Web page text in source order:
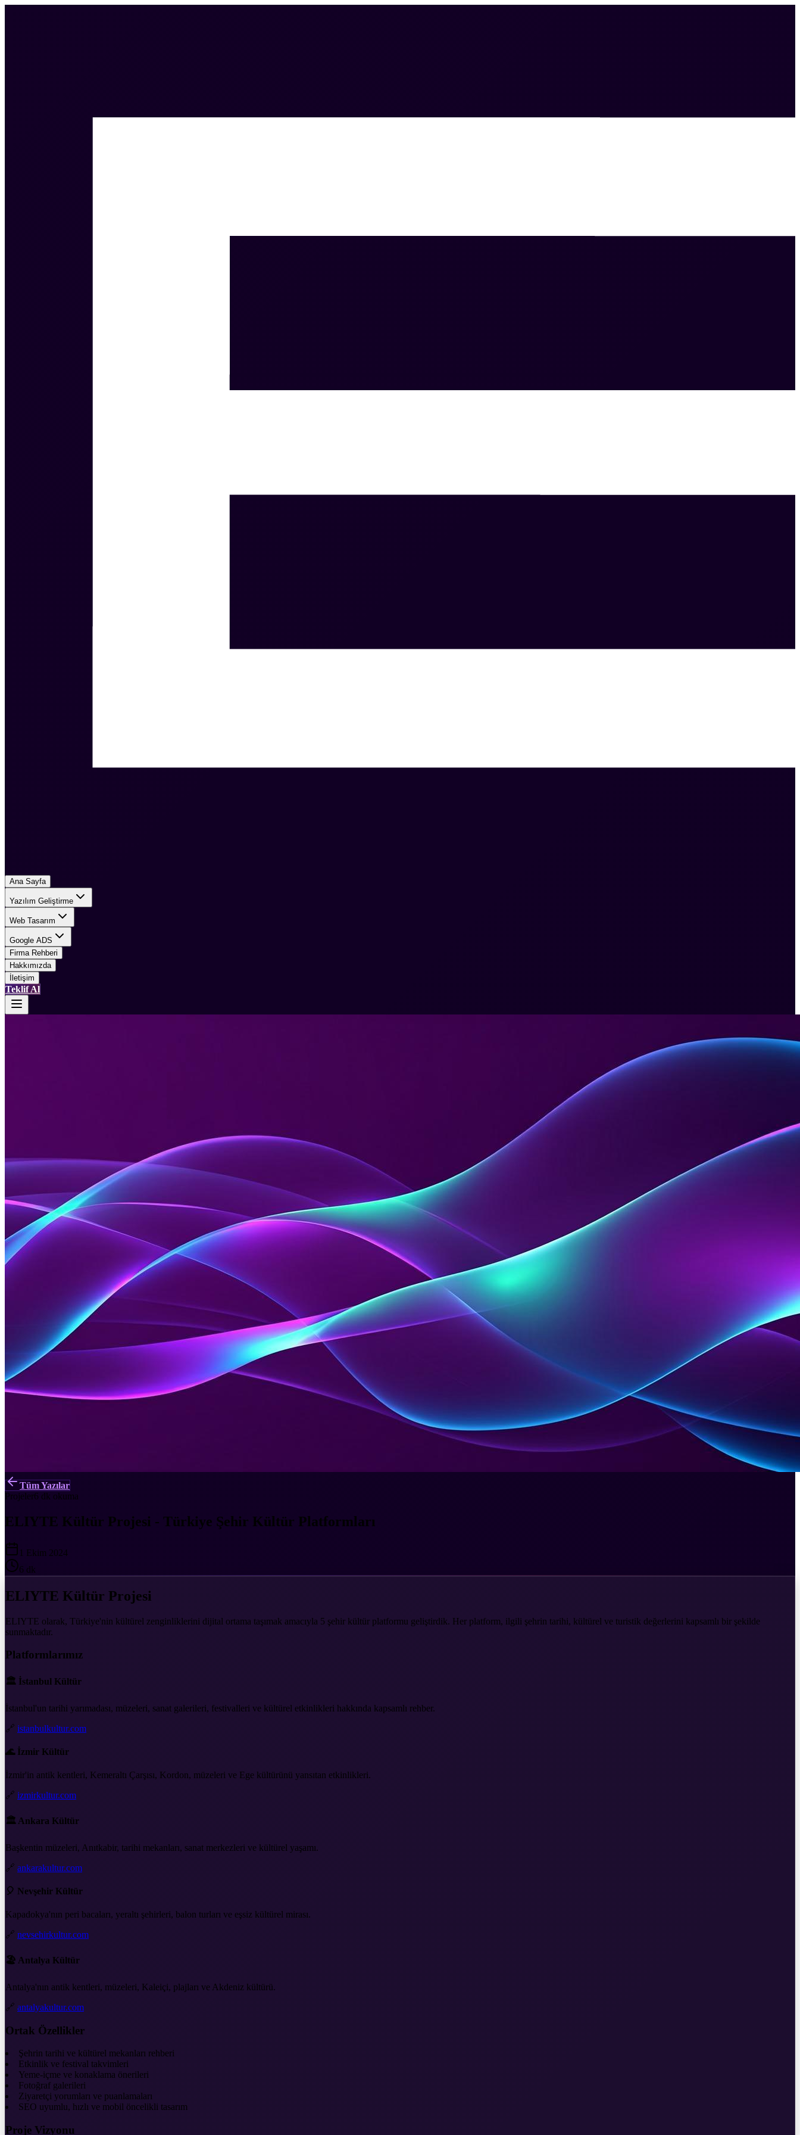
Ana Sayfa
Yazılım Geliştirme
Web Tasarım
Google ADS
Firma Rehberi
Hakkımızda
İletişim
Teklif Al
Tüm Yazılar
Projeler6 dk okuma
ELIYTE Kültür Projesi - Türkiye Şehir Kültür Platformları
1 Ekim 2024
6 dk
ELIYTE Kültür Projesi
ELIYTE olarak, Türkiye'nin kültürel zenginliklerini dijital ortama taşımak amacıyla 5 şehir kültür platformu geliştirdik. Her platform, ilgili şehrin tarihi, kültürel ve turistik değerlerini kapsamlı bir şekilde
sunmaktadır.
Platformlarımız
🏛️ İstanbul Kültür
İstanbul'un tarihi yarımadası, müzeleri, sanat galerileri, festivalleri ve kültürel etkinlikleri hakkında kapsamlı rehber.
🔗 istanbulkultur.com
🌊 İzmir Kültür
İzmir'in antik kentleri, Kemeraltı Çarşısı, Kordon, müzeleri ve Ege kültürünü yansıtan etkinlikleri.
🔗 izmirkultur.com
🏛️ Ankara Kültür
Başkentin müzeleri, Anıtkabir, tarihi mekanları, sanat merkezleri ve kültürel yaşamı.
🔗 ankarakultur.com
🎈 Nevşehir Kültür
Kapadokya'nın peri bacaları, yeraltı şehirleri, balon turları ve eşsiz kültürel mirası.
🔗 nevsehirkultur.com
🏖️ Antalya Kültür
Antalya'nın antik kentleri, müzeleri, Kaleiçi, plajları ve Akdeniz kültürü.
🔗 antalyakultur.com
Ortak Özellikler
Şehrin tarihi ve kültürel mekanları rehberi
Etkinlik ve festival takvimleri
Yeme-içme ve konaklama önerileri
Fotoğraf galerileri
Ziyaretçi yorumları ve puanlamaları
SEO uyumlu, hızlı ve mobil öncelikli tasarım
Proje Vizyonu